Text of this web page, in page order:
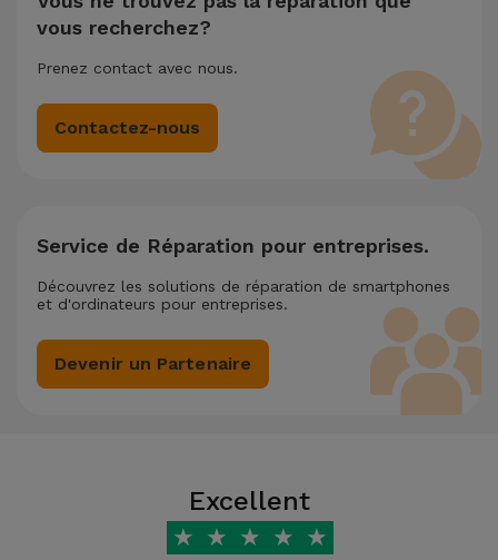
vous recherchez?
Prenez contact avec nous.
Contactez-nous
Service de Réparation pour entreprises.
Découvrez les solutions de réparation de smartphones
et d'ordinateurs pour entreprises.
Devenir un Partenaire
Excellent
★ ★ ★ ★ ★